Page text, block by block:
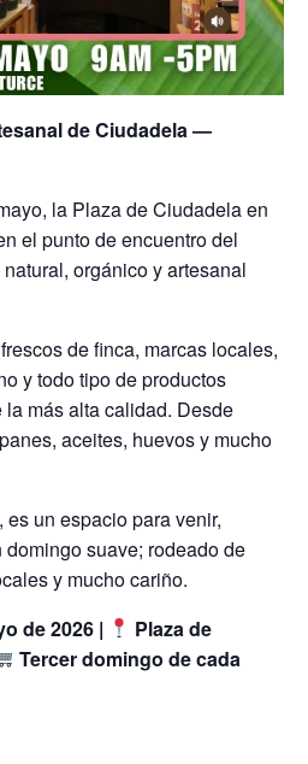
de Ciudadela —
la Plaza de Ciudadela en
el punto de encuentro del
orgánico y artesanal
de finca, marcas locales,
y todo tipo de productos
más alta calidad. Desde
aceites, huevos y mucho
un espacio para venir,
suave; rodeado de
y mucho cariño.
de 2026 |
Plaza de
Tercer domingo de cada